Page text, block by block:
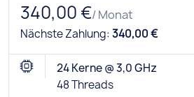
340,00 €/ Monat
Nächste Zahlung: 340,00 €
24 Kerne @ 3,0 GHz
48 Threads